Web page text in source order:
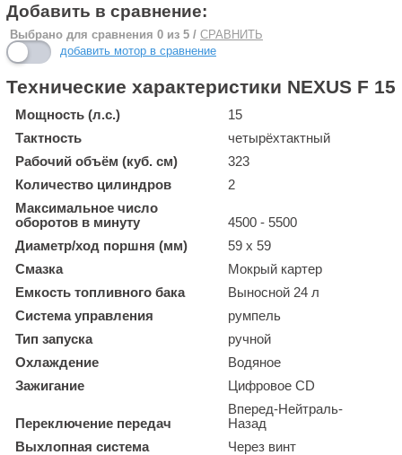
Технические характеристики NEXUS F 15
Мощность (л.с.)
15
Тактность
четырёхтактный
Рабочий объём (куб. см)
323
Количество цилиндров
2
Максимальное число
оборотов в минуту
4500 - 5500
Диаметр/ход поршня (мм)
59 x 59
Смазка
Мокрый картер
Емкость топливного бака
Выносной 24 л
Система управления
румпель
Тип запуска
ручной
Охлаждение
Водяное
Зажигание
Цифровое CD
Переключение передач
Вперед-Нейтраль-
Назад
Выхлопная система
Через винт
Добавить в сравнение:
Выбрано для сравнения 0 из 5 / СРАВНИТЬ
добавить мотор в сравнение